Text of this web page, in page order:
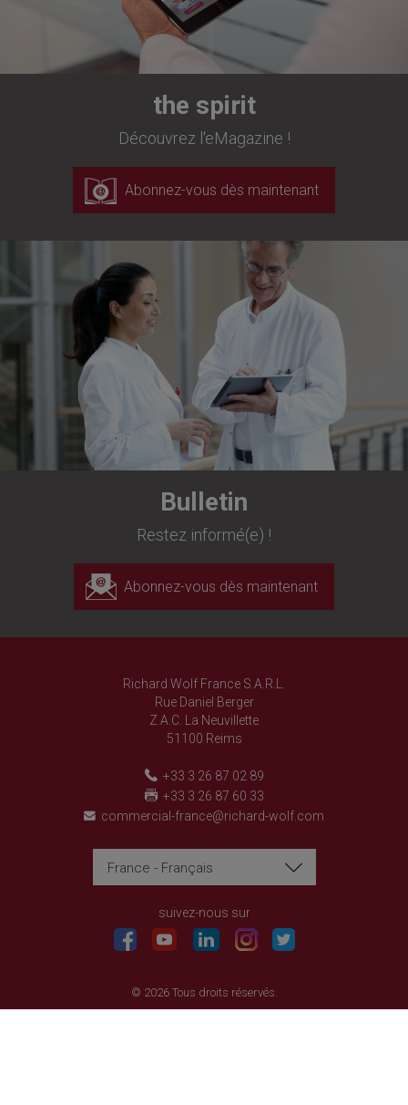
the spirit
Découvrez l'eMagazine !
Abonnez-vous dès maintenant
Bulletin
Restez informé(e) !
Abonnez-vous dès maintenant
Richard Wolf France S.A.R.L.
Rue Daniel Berger
Z.A.C. La Neuvillette
51100 Reims
+33 3 26 87 02 89
+33 3 26 87 60 33
commercial-france@richard-wolf.com
France - Français
suivez-nous sur
© 2026 Tous droits réservés.